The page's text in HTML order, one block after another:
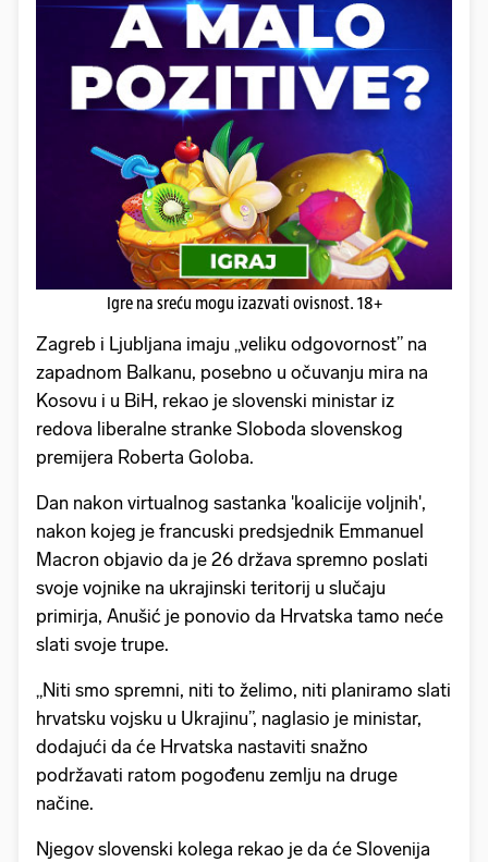
Igre na sreću mogu izazvati ovisnost. 18+
Zagreb i Ljubljana imaju „veliku odgovornost” na
zapadnom Balkanu, posebno u očuvanju mira na
Kosovu i u BiH, rekao je slovenski ministar iz
redova liberalne stranke Sloboda slovenskog
premijera Roberta Goloba.
Dan nakon virtualnog sastanka 'koalicije voljnih',
nakon kojeg je francuski predsjednik Emmanuel
Macron objavio da je 26 država spremno poslati
svoje vojnike na ukrajinski teritorij u slučaju
primirja, Anušić je ponovio da Hrvatska tamo neće
slati svoje trupe.
„Niti smo spremni, niti to želimo, niti planiramo slati
hrvatsku vojsku u Ukrajinu”, naglasio je ministar,
dodajući da će Hrvatska nastaviti snažno
podržavati ratom pogođenu zemlju na druge
načine.
Njegov slovenski kolega rekao je da će Slovenija